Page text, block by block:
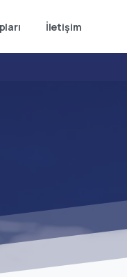
İletişim